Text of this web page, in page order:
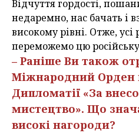
Відчуття гордості,
недаремно, нас бачать і
високому рівні. Отже,
переможемо цю
– Раніше Ви також
Міжнародний Орден
Дипломатії «За
мистецтво». Що
високі нагороди?